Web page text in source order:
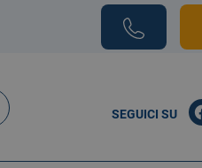
SEGUICI SU